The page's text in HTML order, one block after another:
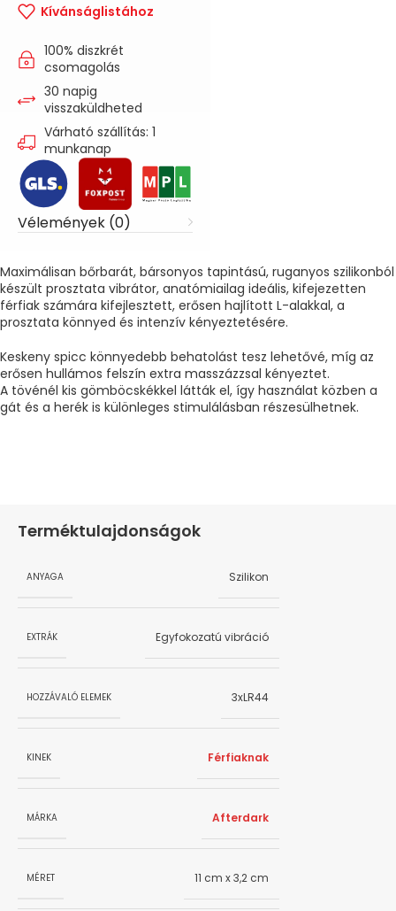
Kívánságlistához
100% diszkrét
csomagolás
30 napig
visszaküldheted
Várható szállítás: 1
munkanap
Vélemények (0)
Maximálisan bőrbarát, bársonyos tapintású, ruganyos szilikonból
készült prosztata vibrátor, anatómiailag ideális, kifejezetten
férfiak számára kifejlesztett, erősen hajlított L-alakkal, a
prosztata könnyed és intenzív kényeztetésére.
Keskeny spicc könnyedebb behatolást tesz lehetővé, míg az
erősen hullámos felszín extra masszázzsal kényeztet.
A tövénél kis gömböcskékkel látták el, így használat közben a
gát és a herék is különleges stimulálásban részesülhetnek.
Terméktulajdonságok
ANYAGA Szilikon
EXTRÁK Egyfokozatú vibráció
HOZZÁVALÓ ELEMEK 3xLR44
KINEK Férfiaknak
MÁRKA Afterdark
MÉRET 11 cm x 3,2 cm